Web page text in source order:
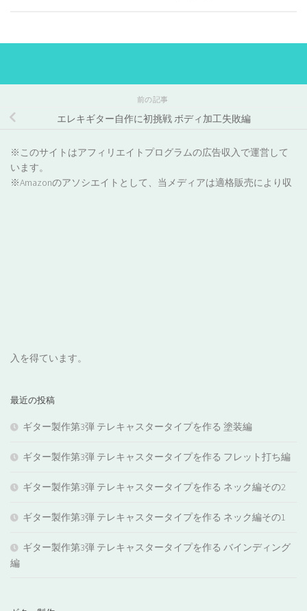
前の記事
エレキギター自作に初挑戦 ボディ加工失敗編
※このサイトはアフィリエイトプログラムの広告収入で運営して
います。
※Amazonのアソシエイトとして、当メディアは適格販売により収
入を得ています。
最近の投稿
ギター製作第3弾 テレキャスタータイプを作る 塗装編
ギター製作第3弾 テレキャスタータイプを作る フレット打ち編
ギター製作第3弾 テレキャスタータイプを作る ネック編その2
ギター製作第3弾 テレキャスタータイプを作る ネック編その1
ギター製作第3弾 テレキャスタータイプを作る バインディング
編